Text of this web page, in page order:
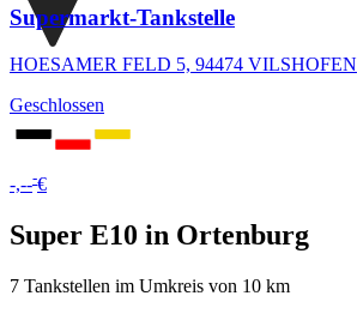
Supermarkt-Tankstelle
HOESAMER FELD 5, 94474 VILSHOFEN
Geschlossen
-,---€
Super E10 in Ortenburg
7 Tankstellen im Umkreis von 10 km